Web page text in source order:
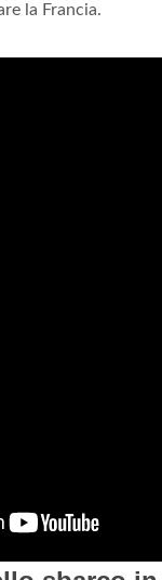
la Francia.